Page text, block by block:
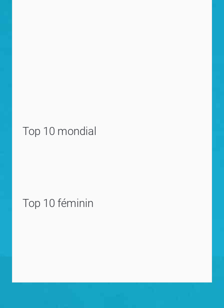
Top 10 mondial
Top 10 féminin